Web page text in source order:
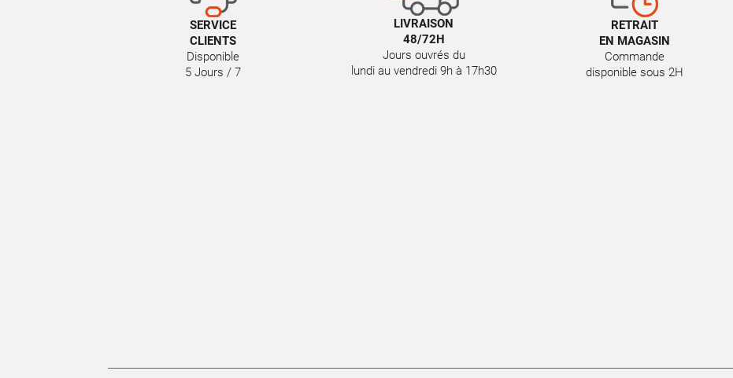
SERVICE
CLIENTS
Disponible
5 Jours / 7
LIVRAISON
48/72H
Jours ouvrés du
lundi au vendredi 9h à 17h30
RETRAIT
EN MAGASIN
Commande
disponible sous 2H